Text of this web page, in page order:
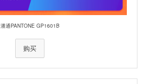
潘通PANTONE GP1601B
购买